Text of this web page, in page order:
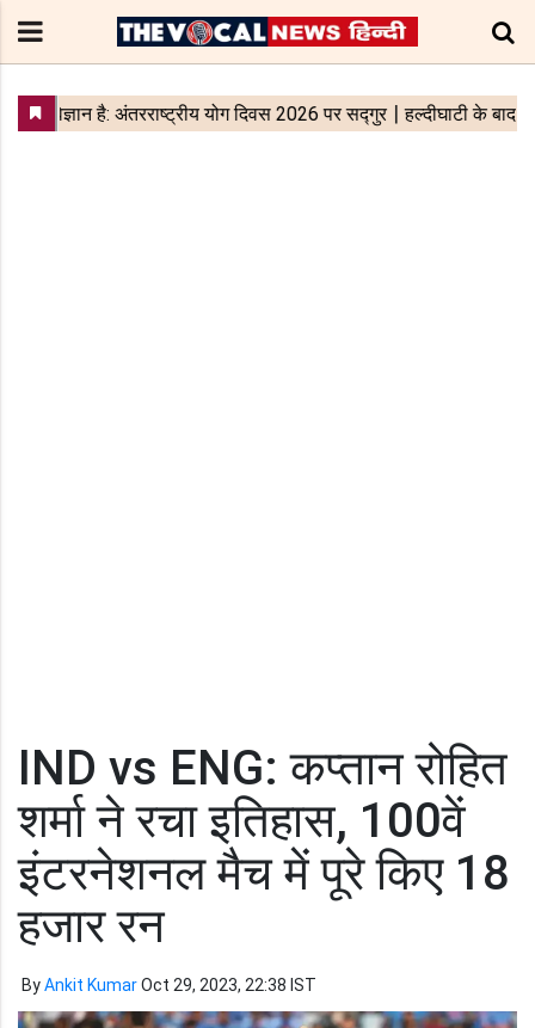
IND vs ENG: कप्तान रोहित
शर्मा ने रचा इतिहास, 100वें
इंटरनेशनल मैच में पूरे किए 18
हजार रन
ByAnkit KumarOct 29, 2023, 22:38 IST